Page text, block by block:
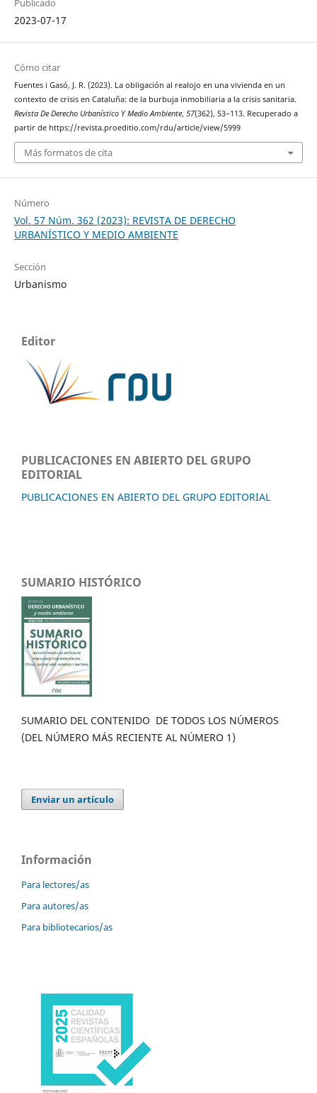
2023-07-17
Cómo citar
Fuentes i Gasó, J. R. (2023). La obligación al realojo en una vivienda en un
contexto de crisis en Cataluña: de la burbuja inmobiliaria a la crisis sanitaria.
Revista De Derecho Urbanístico Y Medio Ambiente, 57(362), 53–113. Recuperado a
partir de https://revista.proeditio.com/rdu/article/view/5999
Más formatos de cita
Número
Vol. 57 Núm. 362 (2023): REVISTA DE DERECHO
URBANÍSTICO Y MEDIO AMBIENTE
Sección
Urbanismo
Editor
PUBLICACIONES EN ABIERTO DEL GRUPO
EDITORIAL
PUBLICACIONES EN ABIERTO DEL GRUPO EDITORIAL
SUMARIO HISTÓRICO
SUMARIO DEL CONTENIDO DE TODOS LOS NÚMEROS
(DEL NÚMERO MÁS RECIENTE AL NÚMERO 1)
Enviar un artículo
Información
Para lectores/as
Para autores/as
Para bibliotecarios/as